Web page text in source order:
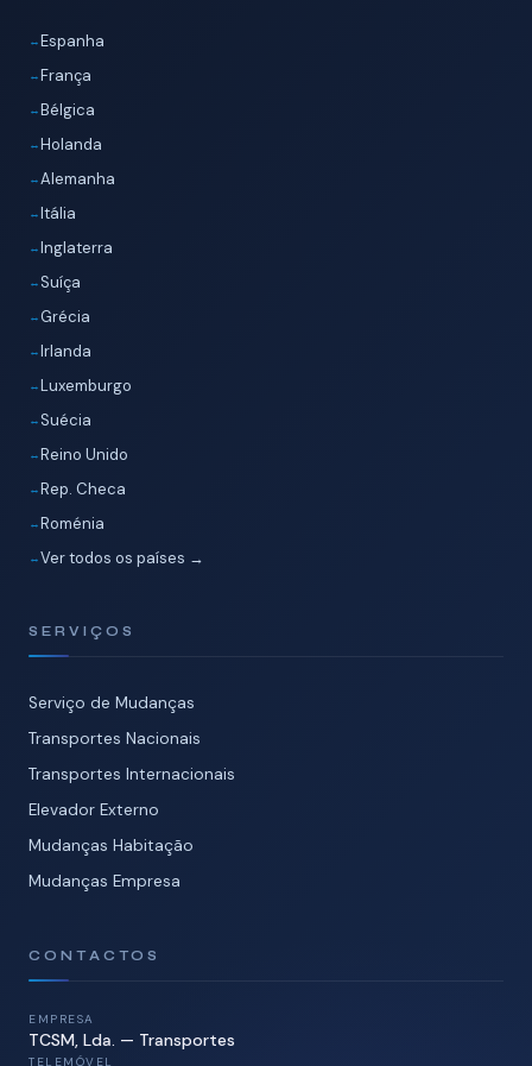
Espanha
França
Bélgica
Holanda
Alemanha
Itália
Inglaterra
Suíça
Grécia
Irlanda
Luxemburgo
Suécia
Reino Unido
Rep. Checa
Roménia
Ver todos os países →
SERVIÇOS
Serviço de Mudanças
Transportes Nacionais
Transportes Internacionais
Elevador Externo
Mudanças Habitação
Mudanças Empresa
CONTACTOS
EMPRESA
TCSM, Lda. — Transportes
TELEMÓVEL